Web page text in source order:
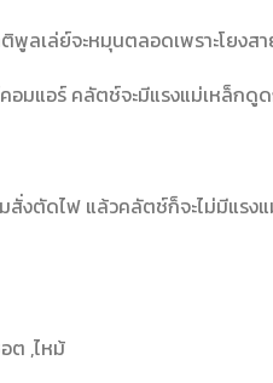
ลเล่ย์จะหมุนตลอดเพราะโยงส
คอมแอร์ คลัตช์จะมีแรงแม่เหล็ก
สั่งตัดไฟ แล้วคลัตช์ก็จะไม่มีแรง
ต ,ไหม้